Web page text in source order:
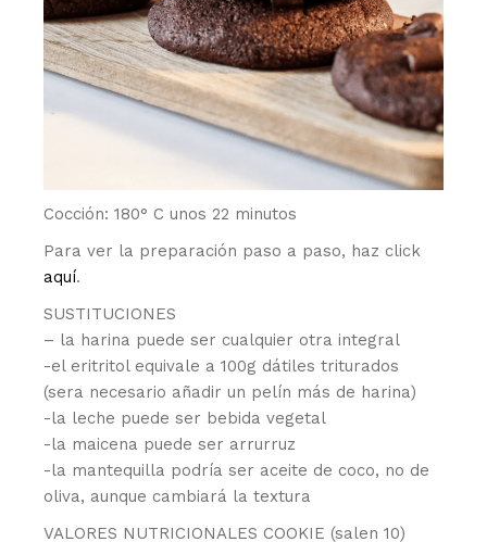
Cocción: 180° C unos 22 minutos
Para ver la preparación paso a paso, haz click
aquí.
SUSTITUCIONES
– la harina puede ser cualquier otra integral
-el eritritol equivale a 100g dátiles triturados
(sera necesario añadir un pelín más de harina)
-la leche puede ser bebida vegetal
-la maicena puede ser arrurruz
-la mantequilla podría ser aceite de coco, no de
oliva, aunque cambiará la textura
VALORES NUTRICIONALES COOKIE (salen 10)